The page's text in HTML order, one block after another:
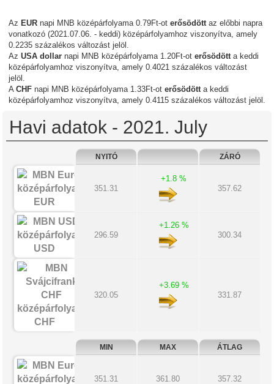
Az EUR napi MNB középárfolyama 0.79Ft-ot erősödött az előbbi napra
vonatkozó (2021.07.06. - keddi) középárfolyamhoz viszonyítva, amely
0.2235 százalékos változást jelöl.
Az USA dollar napi MNB középárfolyama 1.20Ft-ot erősödött a keddi
középárfolyamhoz viszonyítva, amely 0.4021 százalékos változást
jelöl.
A CHF napi MNB középárfolyama 1.33Ft-ot erősödött a keddi
középárfolyamhoz viszonyítva, amely 0.4115 százalékos változást jelöl.
Havi adatok - 2021. July
NYITÓ ZÁRÓ
EUR
351.31
+1.8 %
357.62
USD
296.59
+1.26 %
300.34
CHF
320.05
+3.69 %
331.87
MIN MAX ÁTLAG
351.31 361.80 357.32